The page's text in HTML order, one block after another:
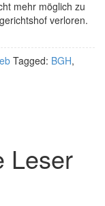
mehr möglich zu
verloren.
Tagged: BGH,
Leser